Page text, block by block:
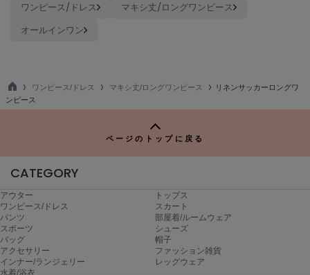
メイドオブオーガニクス
MIESROHE
ミースロエ
Mila Owen
MOIGE
モワージュ
MUCHA
ミュシャ
ワンピース/ドレス
マキシ丈/ロングワンピース
オールインワン
TO
P
ワンピース/ドレス マキシ丈/ロングワンピース
リネンサッカーロングワ
ンピース
ページのトップに戻る
CATEGORY
アウター
トップス
ワンピース/ドレス
スカート
パンツ
部屋着/ルームウェア
スポーツ
シューズ
バッグ
帽子
アクセサリー
ファッション雑貨
インナー/ランジェリー
レッグウェア
水着/浴衣